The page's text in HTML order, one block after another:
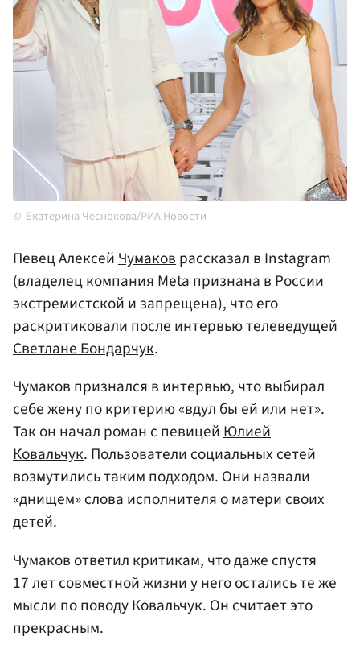
Екатерина Чеснокова/РИА Новости
Певец АлексейЧумаковрассказал в Instagram
(владелец компания Meta признана в России
экстремистской и запрещена), что его
раскритиковали после интервью телеведущей
Светлане Бондарчук.
Чумаков признался в интервью, что выбирал
себе жену по критерию «вдул бы ей или нет».
Так он начал роман с певицейЮлией
Ковальчук. Пользователи социальных сетей
возмутились таким подходом. Они назвали
«днищем» слова исполнителя о матери своих
детей.
Чумаков ответил критикам, что даже спустя
17 лет совместной жизни у него остались те же
мысли по поводу Ковальчук. Он считает это
прекрасным.